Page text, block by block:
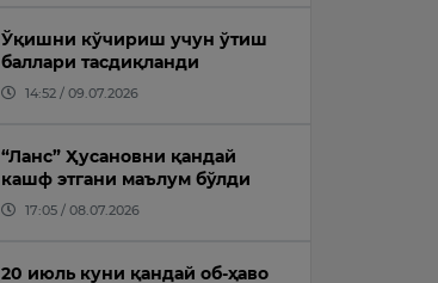
Ўқишни кўчириш учун ўтиш
баллари тасдиқланди
14:52 / 09.07.2026
“Ланс” Ҳусановни қандай
кашф этгани маълум бўлди
17:05 / 08.07.2026
20 июль куни қандай об-ҳаво